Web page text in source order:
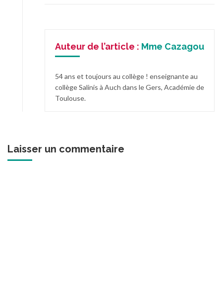
Auteur de l’article : Mme Cazagou
54 ans et toujours au collège ! enseignante au
collège Salinis à Auch dans le Gers, Académie de
Toulouse.
Laisser un commentaire